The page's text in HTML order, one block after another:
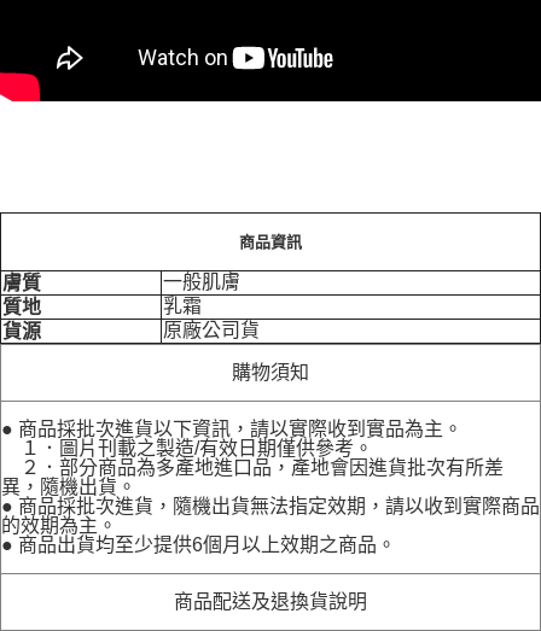
商品資訊
膚質
一般肌膚
質地
乳霜
貨源
原廠公司貨
購物須知
● 商品採批次進貨以下資訊，請以實際收到實品為主。
１．圖片刊載之製造/有效日期僅供參考。
２．部分商品為多產地進口品，產地會因進貨批次有所差
異，隨機出貨。
● 商品採批次進貨，隨機出貨無法指定效期，請以收到實際商品
的效期為主。
● 商品出貨均至少提供6個月以上效期之商品。
商品配送及退換貨說明